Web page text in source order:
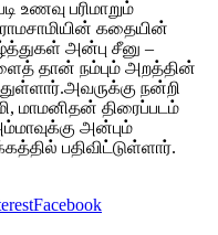
உணவு பரிமாறும்
கதையின்
அன்பு சீனு –
தான் நம்பும் அறத்தின்
நன்றி
மாமனிதன் திரைப்படம்
அன்பும்
பதிவிட்டுள்ளார்.
Facebook